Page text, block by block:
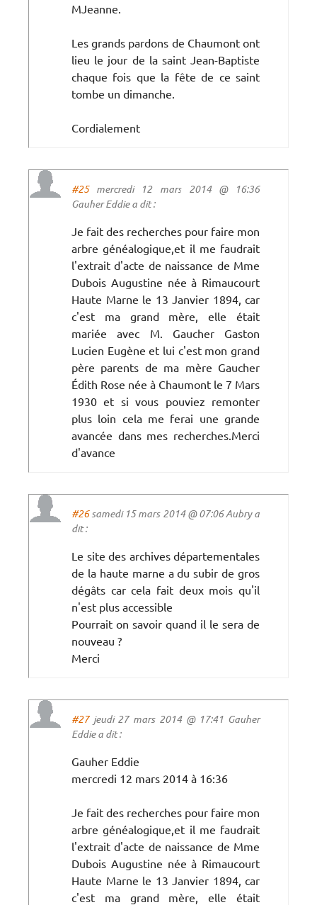
MJeanne.
Les grands pardons de Chaumont ont
lieu le jour de la saint Jean-Baptiste
chaque fois que la fête de ce saint
tombe un dimanche.
Cordialement
#25mercredi 12 mars 2014 @ 16:36
Gauher Eddie a dit :
Je fait des recherches pour faire mon
arbre généalogique,et il me faudrait
l'extrait d'acte de naissance de Mme
Dubois Augustine née à Rimaucourt
Haute Marne le 13 Janvier 1894, car
c'est ma grand mère, elle était
mariée avec M. Gaucher Gaston
Lucien Eugène et lui c'est mon grand
père parents de ma mère Gaucher
Édith Rose née à Chaumont le 7 Mars
1930 et si vous pouviez remonter
plus loin cela me ferai une grande
avancée dans mes recherches.Merci
d'avance
#26samedi 15 mars 2014 @ 07:06 Aubry a
dit :
Le site des archives départementales
de la haute marne a du subir de gros
dégâts car cela fait deux mois qu'il
n'est plus accessible
Pourrait on savoir quand il le sera de
nouveau ?
Merci
#27jeudi 27 mars 2014 @ 17:41 Gauher
Eddie a dit :
Gauher Eddie
mercredi 12 mars 2014 à 16:36
Je fait des recherches pour faire mon
arbre généalogique,et il me faudrait
l'extrait d'acte de naissance de Mme
Dubois Augustine née à Rimaucourt
Haute Marne le 13 Janvier 1894, car
c'est ma grand mère, elle était